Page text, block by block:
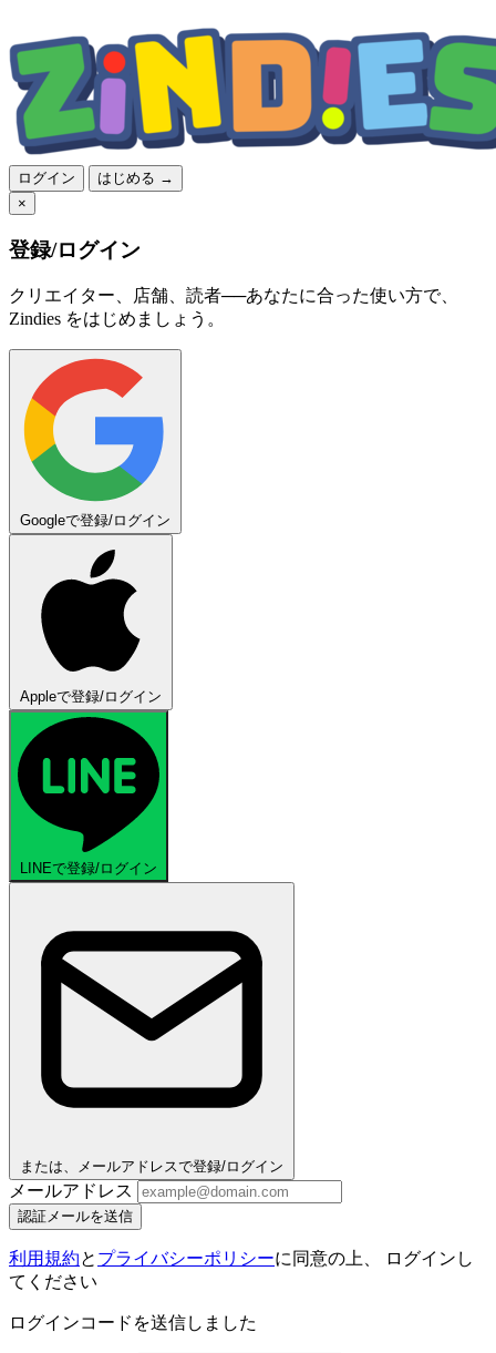
ログイン
はじめる →
×
登録/ログイン
クリエイター、店舗、読者──あなたに合った使い方で、
Zindies をはじめましょう。
Googleで登録/ログイン
Appleで登録/ログイン
LINEで登録/ログイン
または、メールアドレスで登録/ログイン
メールアドレス
認証メールを送信
利用規約と プライバシーポリシーに同意の上、 ログインし
てください
ログインコードを送信しました